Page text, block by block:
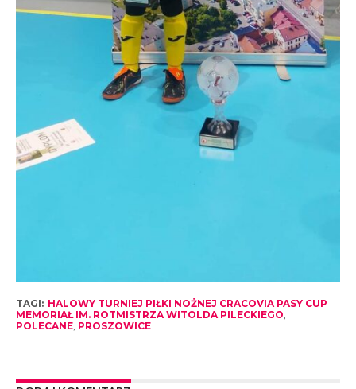
TAGI: HALOWY TURNIEJ PIŁKI NOŻNEJ CRACOVIA PASY CUP
MEMORIAŁ IM. ROTMISTRZA WITOLDA PILECKIEGO,
POLECANE, PROSZOWICE